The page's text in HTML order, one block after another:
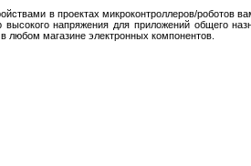
в проектах микроконтроллеров/роботов
напряжения для приложений общего
любом магазине электронных компонентов.